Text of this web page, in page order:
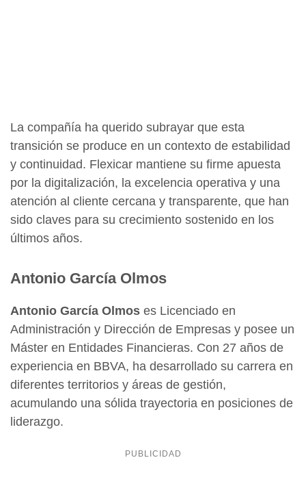
La compañía ha querido subrayar que esta
transición se produce en un contexto de estabilidad
y continuidad. Flexicar mantiene su firme apuesta
por la digitalización, la excelencia operativa y una
atención al cliente cercana y transparente, que han
sido claves para su crecimiento sostenido en los
últimos años.
Antonio García Olmos
Antonio García Olmos es Licenciado en
Administración y Dirección de Empresas y posee un
Máster en Entidades Financieras. Con 27 años de
experiencia en BBVA, ha desarrollado su carrera en
diferentes territorios y áreas de gestión,
acumulando una sólida trayectoria en posiciones de
liderazgo.